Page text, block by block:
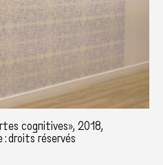
cognitives», 2018,
: droits réservés